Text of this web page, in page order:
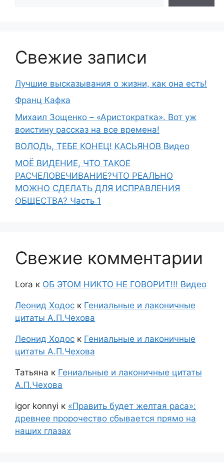
Свежие записи
Лучшие высказывания о жизни, как она есть!
Франц Кафка
Михаил Зощенко – «Аристократка». Вот уж
воистину рассказ на все времена!
ВОЛОДЬ, ТЕБЕ КОНЕЦ! КАСЬЯНОВ Видео
МОЁ ВИДЕНИЕ, ЧТО ТАКОЕ
РАСЧЕЛОВЕЧИВАНИЕ?ЧТО РЕАЛЬНО
МОЖНО СДЕЛАТЬ ДЛЯ ИСПРАВЛЕНИЯ
ОБЩЕСТВА? Часть 1
Свежие комментарии
Lora к ОБ ЭТОМ НИКТО НЕ ГОВОРИТ!!! Видео
Леонид Ходос к Гениальные и лаконичные
цитаты А.П.Чехова
Леонид Ходос к Гениальные и лаконичные
цитаты А.П.Чехова
Татьяна к Гениальные и лаконичные цитаты
А.П.Чехова
igor konnyi к «Править будет желтая раса»:
древнее пророчество сбывается прямо на
наших глазах